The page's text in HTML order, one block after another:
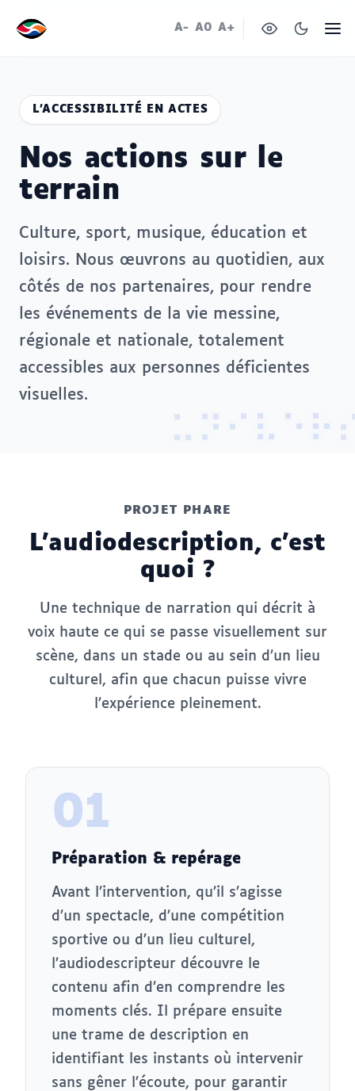
A- A0 A+
L'ACCESSIBILITÉ EN ACTES
Nos actions sur le
terrain
Culture, sport, musique, éducation et
loisirs. Nous œuvrons au quotidien, aux
côtés de nos partenaires, pour rendre
les événements de la vie messine,
régionale et nationale, totalement
accessibles aux personnes déficientes
visuelles.
⠥ ⠝ ⠊ ⠧ ⠑ ⠗
PROJET PHARE
L'audiodescription, c'est
quoi ?
Une technique de narration qui décrit à
voix haute ce qui se passe visuellement sur
scène, dans un stade ou au sein d’un lieu
culturel, afin que chacun puisse vivre
l’expérience pleinement.
01
Préparation & repérage
Avant l’intervention, qu’il s’agisse
d’un spectacle, d’une compétition
sportive ou d’un lieu culturel,
l’audiodescripteur découvre le
contenu afin d’en comprendre les
moments clés. Il prépare ensuite
une trame de description en
identifiant les instants où intervenir
sans gêner l’écoute, pour garantir